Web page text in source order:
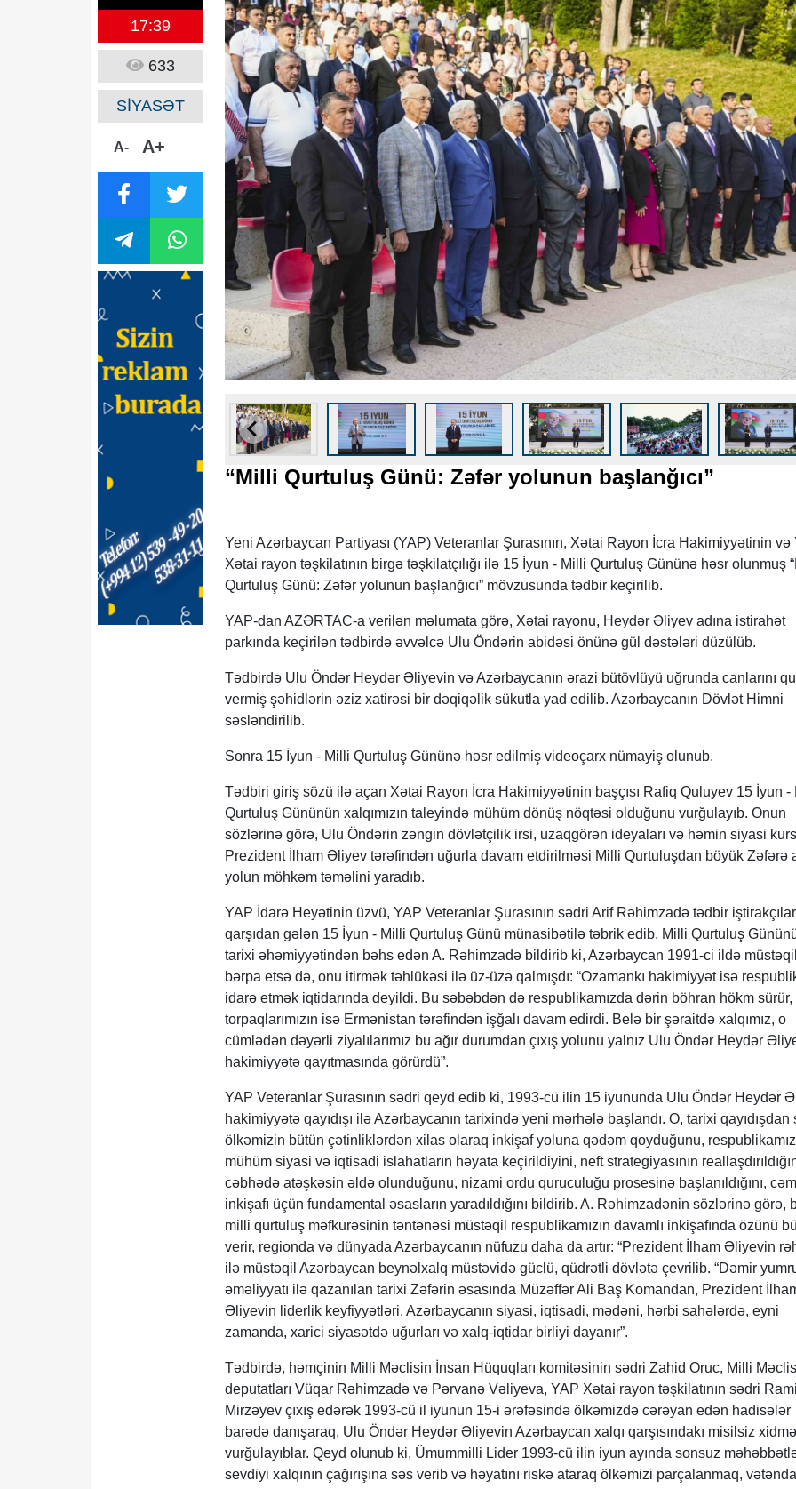
17:39
633
SİYASƏT
A- A+
“Milli Qurtuluş Günü: Zəfər yolunun başlanğıcı”
Yeni Azərbaycan Partiyası (YAP) Veteranlar Şurasının, Xətai Rayon İcra Hakimiyyətinin və
Xətai rayon təşkilatının birgə təşkilatçılığı ilə 15 İyun - Milli Qurtuluş Gününə həsr olunmuş
Qurtuluş Günü: Zəfər yolunun başlanğıcı” mövzusunda tədbir keçirilib.
YAP-dan AZƏRTAC-a verilən məlumata görə, Xətai rayonu, Heydər Əliyev adına istirahət
parkında keçirilən tədbirdə əvvəlcə Ulu Öndərin abidəsi önünə gül dəstələri düzülüb.
Tədbirdə Ulu Öndər Heydər Əliyevin və Azərbaycanın ərazi bütövlüyü uğrunda canlarını
vermiş şəhidlərin əziz xatirəsi bir dəqiqəlik sükutla yad edilib. Azərbaycanın Dövlət Himni
səsləndirilib.
Sonra 15 İyun - Milli Qurtuluş Gününə həsr edilmiş videoçarx nümayiş olunub.
Tədbiri giriş sözü ilə açan Xətai Rayon İcra Hakimiyyətinin başçısı Rafiq Quluyev 15 İyun -
Qurtuluş Gününün xalqımızın taleyində mühüm dönüş nöqtəsi olduğunu vurğulayıb. Onun
sözlərinə görə, Ulu Öndərin zəngin dövlətçilik irsi, uzaqgörən ideyaları və həmin siyasi
Prezident İlham Əliyev tərəfindən uğurla davam etdirilməsi Milli Qurtuluşdan böyük Zəfərə
yolun möhkəm təməlini yaradıb.
YAP İdarə Heyətinin üzvü, YAP Veteranlar Şurasının sədri Arif Rəhimzadə tədbir
qarşıdan gələn 15 İyun - Milli Qurtuluş Günü münasibətilə təbrik edib. Milli Qurtuluş
tarixi əhəmiyyətindən bəhs edən A. Rəhimzadə bildirib ki, Azərbaycan 1991-ci ildə
bərpa etsə də, onu itirmək təhlükəsi ilə üz-üzə qalmışdı: “Ozamankı hakimiyyət isə
idarə etmək iqtidarında deyildi. Bu səbəbdən də respublikamızda dərin böhran hökm sürür,
torpaqlarımızın isə Ermənistan tərəfindən işğalı davam edirdi. Belə bir şəraitdə xalqımız, o
cümlədən dəyərli ziyalılarımız bu ağır durumdan çıxış yolunu yalnız Ulu Öndər Heydər
hakimiyyətə qayıtmasında görürdü”.
YAP Veteranlar Şurasının sədri qeyd edib ki, 1993-cü ilin 15 iyununda Ulu Öndər Heydər
hakimiyyətə qayıdışı ilə Azərbaycanın tarixində yeni mərhələ başlandı. O, tarixi qayıdışdan
ölkəmizin bütün çətinliklərdən xilas olaraq inkişaf yoluna qədəm qoyduğunu,
mühüm siyasi və iqtisadi islahatların həyata keçirildiyini, neft strategiyasının
cəbhədə atəşkəsin əldə olunduğunu, nizami ordu quruculuğu prosesinə başlanıldığını,
inkişafı üçün fundamental əsasların yaradıldığını bildirib. A. Rəhimzadənin sözlərinə görə,
milli qurtuluş məfkurəsinin təntənəsi müstəqil respublikamızın davamlı inkişafında özünü
verir, regionda və dünyada Azərbaycanın nüfuzu daha da artır: “Prezident İlham Əliyevin
ilə müstəqil Azərbaycan beynəlxalq müstəvidə güclü, qüdrətli dövlətə çevrilib. “Dəmir
əməliyyatı ilə qazanılan tarixi Zəfərin əsasında Müzəffər Ali Baş Komandan, Prezident
Əliyevin liderlik keyfiyyətləri, Azərbaycanın siyasi, iqtisadi, mədəni, hərbi sahələrdə, eyni
zamanda, xarici siyasətdə uğurları və xalq-iqtidar birliyi dayanır”.
Tədbirdə, həmçinin Milli Məclisin İnsan Hüquqları komitəsinin sədri Zahid Oruc, Milli
deputatları Vüqar Rəhimzadə və Pərvanə Vəliyeva, YAP Xətai rayon təşkilatının sədri
Mirzəyev çıxış edərək 1993-cü il iyunun 15-i ərəfəsində ölkəmizdə cərəyan edən hadisələr
barədə danışaraq, Ulu Öndər Heydər Əliyevin Azərbaycan xalqı qarşısındakı misilsiz
vurğulayıblar. Qeyd olunub ki, Ümummilli Lider 1993-cü ilin iyun ayında sonsuz
sevdiyi xalqının çağırışına səs verib və həyatını riskə ataraq ölkəmizi parçalanmaq,